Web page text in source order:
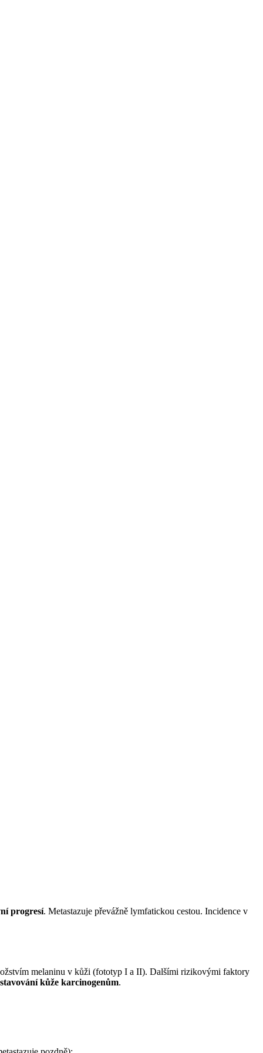
progresí. Metastazuje převážně lymfatickou cestou. Incidence v
melaninu v kůži (fototyp I a II). Dalšími rizikovými faktory
kůže karcinogenům.